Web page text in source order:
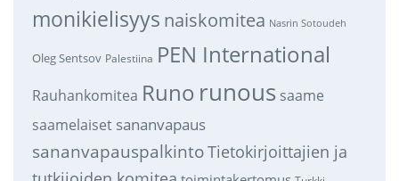
monikielisyys naiskomitea Nasrin Sotoudeh
Oleg Sentsov Palestiina PEN International
Rauhankomitea Runo runous saame
saamelaiset sananvapaus
sananvapauspalkintoTietokirjoittajien ja